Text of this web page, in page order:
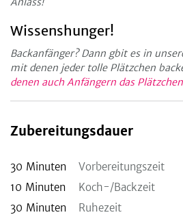
Wissenshunger!
Backanfänger? Dann gbit es in
mit denen jeder tolle Plätzchen
denen auch Anfängern das
Zubereitungsdauer
30 Minuten
Vorbereitungszeit
10 Minuten
Koch-/Backzeit
30 Minuten Ruhezeit